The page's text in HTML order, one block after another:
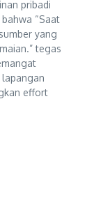
pribadi
“Saat
yang
tegas
effort